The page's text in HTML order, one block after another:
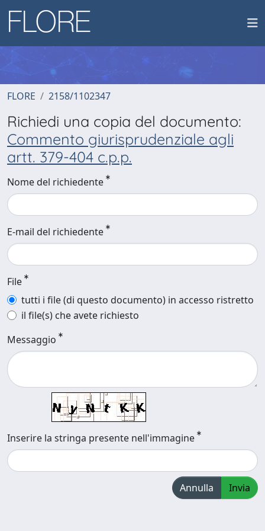
FLORE 2158/1102347
Richiedi una copia del documento:
Commento giurisprudenziale agli
artt. 379-404 c.p.p.
Nome del richiedente
E-mail del richiedente
File
tutti i file (di questo documento) in accesso ristretto
il file(s) che avete richiesto
Messaggio
Inserire la stringa presente nell'immagine
Annulla Invia